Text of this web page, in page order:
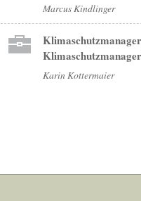
Marcus Kindlinger
Karin Kottermaier